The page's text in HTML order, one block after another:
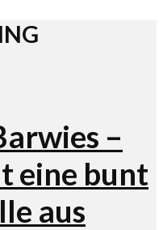
–
eine bunt
aus